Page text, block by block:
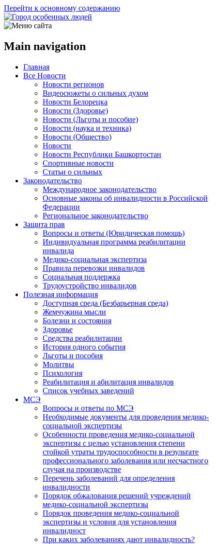
Перейти к основному содержанию
Main navigation
Главная
Все Новости
Новости регионов
Видеосюжеты о сильных духом
Новости Белорецка
Новости (Здоровье)
Новости (Льготы и пособие)
Новости (наука и техника)
Новости (Общество)
Новости
Новости Республики Башкортостан
Спортивные новости
Статьи о сильных
Законодательство
Международное законодательство
Основные законы об инвалидности в Российской
Федерации
Региональное законодательство
Защита прав
Вопросы и ответы (Юридическая помощь)
Индивидуальная программа реабилитации
инвалида
Медико-социальная экспертиза
Правила перевозки инвалидов
Социальная поддержка
Трудоустройство инвалидов
Полезная информация
Доступная среда (Безбарьерная среда)
Жемчужина мысли
Болезни и состояния
Здоровье
Средства реабилитации
История одного события
Льготы и пособия
Молитвы
Психология
Реабилитация и абилитация инвалидов
Список учебных заведений
МСЭ
Вопросы и ответы по МСЭ
Необходимые документы для проведения медико-
социальной экспертизы
Особенности проведения медико-социальной
экспертизы с целью установления степени
стойкой утраты трудоспособности в результате
профессионального заболевания или несчастного
случая на производстве
Перечень заболеваний для определения
инвалидности
Порядок обжалования решений учреждений
медико-социальной экспертизы
Порядок проведения медико-социальной
экспертизы и условия для установления
инвалидност
При каких заболеваниях дают инвалидность?